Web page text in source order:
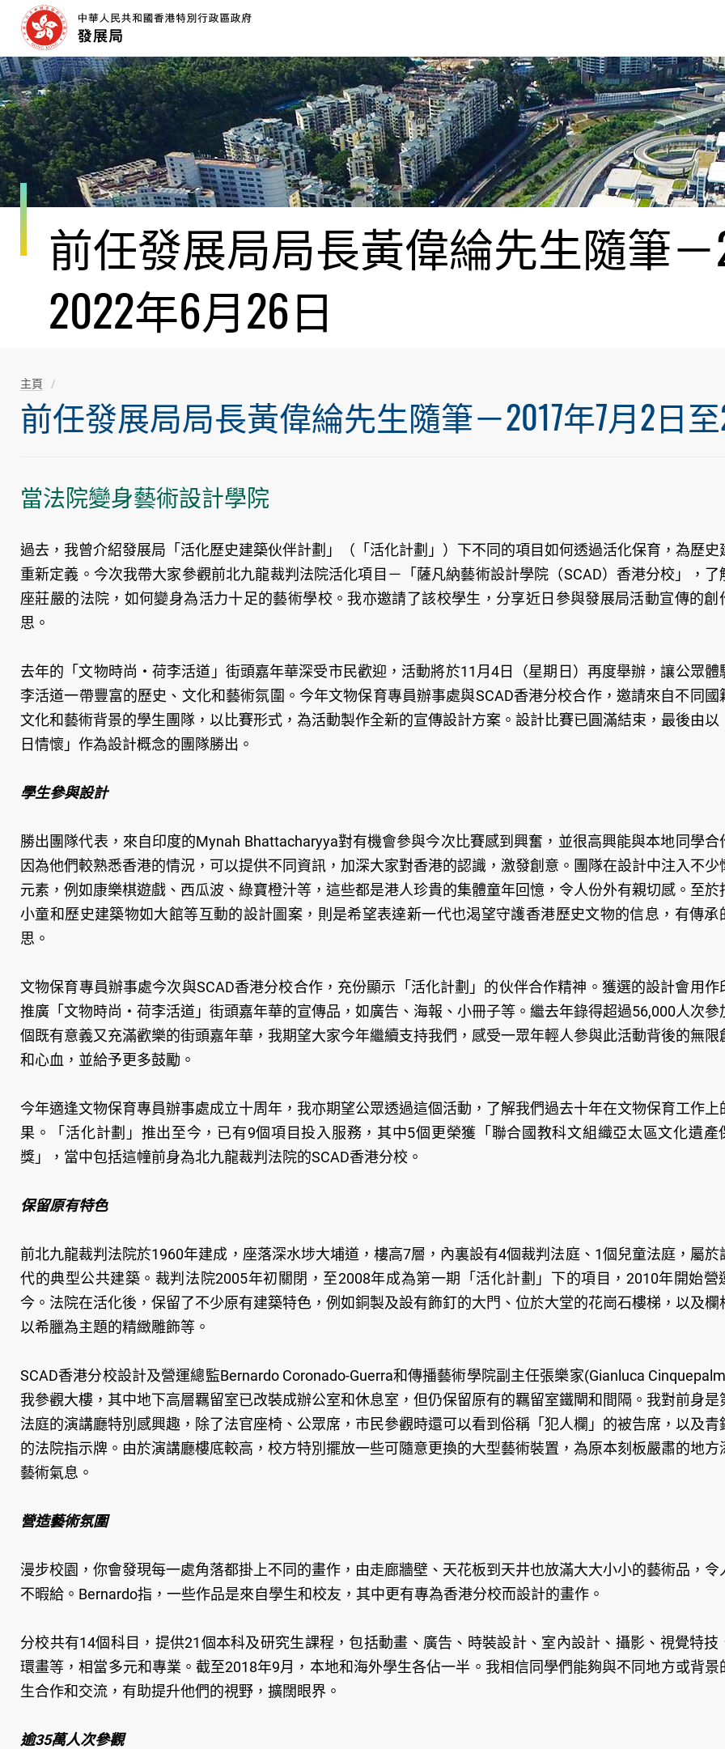
容
開
始
前任發展局局長黃偉綸先生隨筆－
2022年6月26日
主頁
前任發展局局長黃偉綸先生隨筆－2017年7月2日
當法院變身藝術設計學院
過去，我曾介紹發展局「活化歷史建築伙伴計劃」（「活化計劃」）下不同的項目如何透過活化保育，為歷史
重新定義。今次我帶大家參觀前北九龍裁判法院活化項目－「薩凡納藝術設計學院（SCAD）香港分校」，了
座莊嚴的法院，如何變身為活力十足的藝術學校。我亦邀請了該校學生，分享近日參與發展局活動宣傳的創
思。
去年的「文物時尚‧荷李活道」街頭嘉年華深受市民歡迎，活動將於11月4日（星期日）再度舉辦，讓公眾體
李活道一帶豐富的歷史、文化和藝術氛圍。今年文物保育專員辦事處與SCAD香港分校合作，邀請來自不同國
文化和藝術背景的學生團隊，以比賽形式，為活動製作全新的宣傳設計方案。設計比賽已圓滿結束，最後由以
日情懷」作為設計概念的團隊勝出。
學生參與設計
勝出團隊代表，來自印度的Mynah Bhattacharyya對有機會參與今次比賽感到興奮，並很高興能與本地同學合
因為他們較熟悉香港的情況，可以提供不同資訊，加深大家對香港的認識，激發創意。團隊在設計中注入不少
元素，例如康樂棋遊戲、西瓜波、綠寶橙汁等，這些都是港人珍貴的集體童年回憶，令人份外有親切感。至於
小童和歷史建築物如大館等互動的設計圖案，則是希望表達新一代也渴望守護香港歷史文物的信息，有傳承
思。
文物保育專員辦事處今次與SCAD香港分校合作，充份顯示「活化計劃」的伙伴合作精神。獲選的設計會用作
推廣「文物時尚‧荷李活道」街頭嘉年華的宣傳品，如廣告、海報、小冊子等。繼去年錄得超過56,000人次參
個既有意義又充滿歡樂的街頭嘉年華，我期望大家今年繼續支持我們，感受一眾年輕人參與此活動背後的無限
和心血，並給予更多鼓勵。
今年適逢文物保育專員辦事處成立十周年，我亦期望公眾透過這個活動，了解我們過去十年在文物保育工作上
果。「活化計劃」推出至今，已有9個項目投入服務，其中5個更榮獲「聯合國教科文組織亞太區文化遺產
獎」，當中包括這幢前身為北九龍裁判法院的SCAD香港分校。
保留原有特色
前北九龍裁判法院於1960年建成，座落深水埗大埔道，樓高7層，內裏設有4個裁判法庭、1個兒童法庭，屬於
代的典型公共建築。裁判法院2005年初關閉，至2008年成為第一期「活化計劃」下的項目，2010年開始營
今。法院在活化後，保留了不少原有建築特色，例如銅製及設有飾釘的大門、位於大堂的花崗石樓梯，以及欄
以希臘為主題的精緻雕飾等。
SCAD香港分校設計及營運總監Bernardo Coronado-Guerra和傳播藝術學院副主任張樂家(Gianluca
我參觀大樓，其中地下高層羈留室已改裝成辦公室和休息室，但仍保留原有的羈留室鐵閘和間隔。我對前身是
法庭的演講廳特別感興趣，除了法官座椅、公眾席，市民參觀時還可以看到俗稱「犯人欄」的被告席，以及青
的法院指示牌。由於演講廳樓底較高，校方特別擺放一些可隨意更換的大型藝術裝置，為原本刻板嚴肅的地方
藝術氣息。
營造藝術氛圍
漫步校園，你會發現每一處角落都掛上不同的畫作，由走廊牆壁、天花板到天井也放滿大大小小的藝術品，令
不暇給。Bernardo指，一些作品是來自學生和校友，其中更有專為香港分校而設計的畫作。
分校共有14個科目，提供21個本科及研究生課程，包括動畫、廣告、時裝設計、室內設計、攝影、視覺特技
環畫等，相當多元和專業。截至2018年9月，本地和海外學生各佔一半。我相信同學們能夠與不同地方或背景
生合作和交流，有助提升他們的視野，擴闊眼界。
逾35萬人次參觀